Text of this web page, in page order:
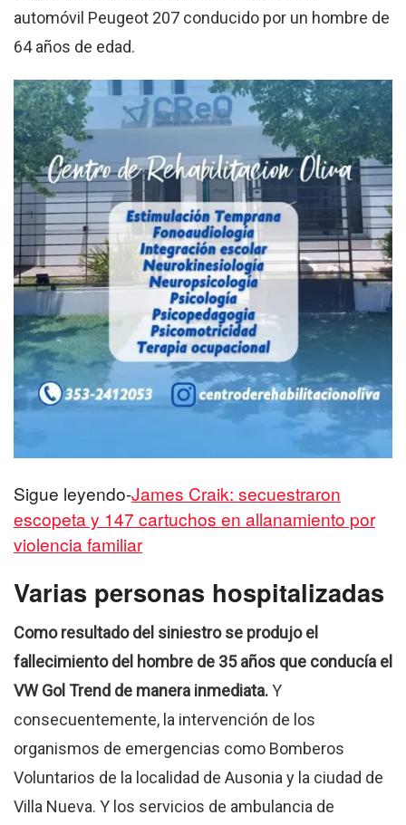
automóvil Peugeot 207 conducido por un hombre de
64 años de edad.
Sigue leyendo-James Craik: secuestraron
escopeta y 147 cartuchos en allanamiento por
violencia familiar
Varias personas hospitalizadas
Como resultado del siniestro se produjo el
fallecimiento del hombre de 35 años que conducía el
VW Gol Trend de manera inmediata.Y
consecuentemente, la intervención de los
organismos de emergencias como Bomberos
Voluntarios de la localidad de Ausonia y la ciudad de
Villa Nueva. Y los servicios de ambulancia de